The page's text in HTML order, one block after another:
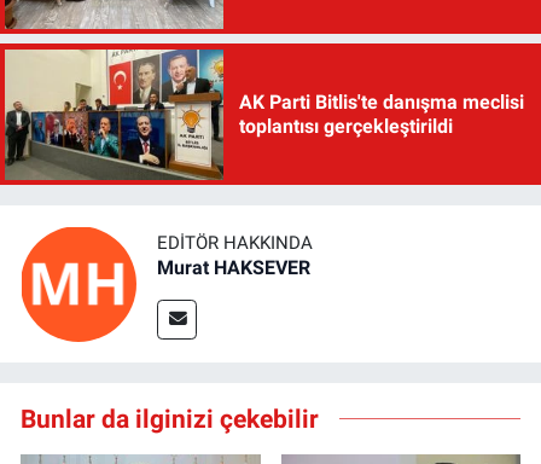
AK Parti Bitlis'te danışma meclisi
toplantısı gerçekleştirildi
EDITÖR HAKKINDA
Murat HAKSEVER
Bunlar da ilginizi çekebilir